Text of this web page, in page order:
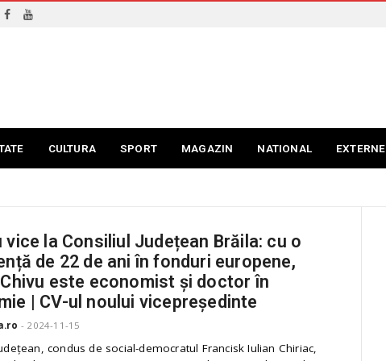
CULTURA SPORT MAGAZIN NATIONAL EXTERNE
vice la Consiliul Județean Brăila: cu o
de 22 de ani în fonduri europene,
este economist și doctor în
| CV-ul noului vicepreședinte
- 2024-11-15
condus de social-democratul Francisk Iulian Chiriac,